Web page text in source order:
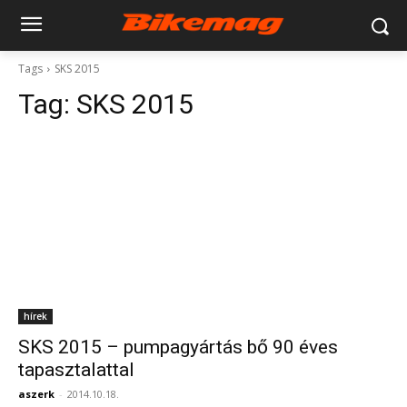
Tags SKS 2015
Tag: SKS 2015
hírek
SKS 2015 – pumpagyártás bő 90 éves
tapasztalattal
aszerk - 2014.10.18.